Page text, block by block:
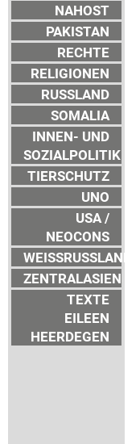
NAHOST
PAKISTAN
RECHTE
RELIGIONEN
RUSSLAND
SOMALIA
INNEN- UND
SOZIALPOLITIK
TIERSCHUTZ
UNO
USA /
NEOCONS
WEISSRUSSLAND
ZENTRALASIEN
TEXTE
EILEEN
HEERDEGEN